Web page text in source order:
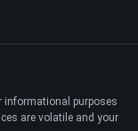
informational purposes
are volatile and your